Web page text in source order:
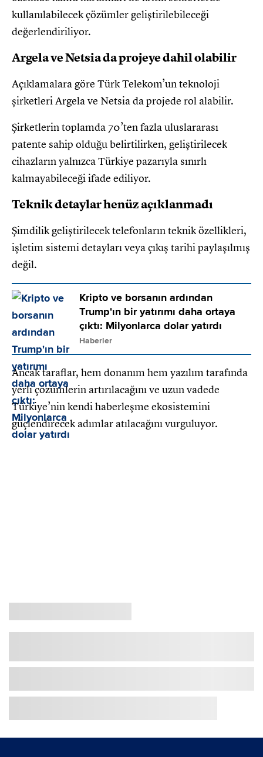
kullanılabilecek çözümler geliştirilebileceği
değerlendiriliyor.
Argela ve Netsia da projeye dahil olabilir
Açıklamalara göre Türk Telekom’un teknoloji
şirketleri Argela ve Netsia da projede rol alabilir.
Şirketlerin toplamda 70’ten fazla uluslararası
patente sahip olduğu belirtilirken, geliştirilecek
cihazların yalnızca Türkiye pazarıyla sınırlı
kalmayabileceği ifade ediliyor.
Teknik detaylar henüz açıklanmadı
Şimdilik geliştirilecek telefonların teknik özellikleri,
işletim sistemi detayları veya çıkış tarihi paylaşılmış
değil.
Kripto ve borsanın ardından
Trump'ın bir yatırımı daha ortaya
çıktı: Milyonlarca dolar yatırdı
Haberler
Ancak taraflar, hem donanım hem yazılım tarafında
yerli çözümlerin artırılacağını ve uzun vadede
Türkiye’nin kendi haberleşme ekosistemini
güçlendirecek adımlar atılacağını vurguluyor.